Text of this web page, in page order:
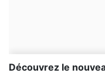
Découvrez le